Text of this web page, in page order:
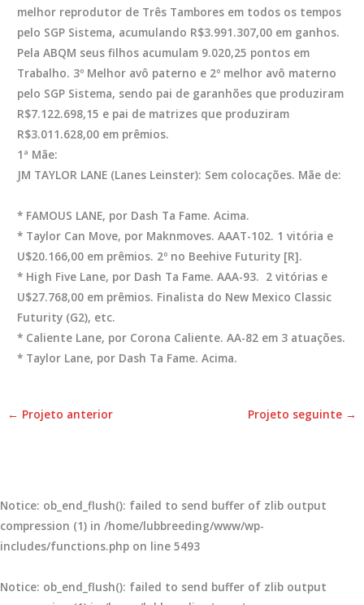
melhor reprodutor de Três Tambores em todos os tempos
pelo SGP Sistema, acumulando R$3.991.307,00 em ganhos.
Pela ABQM seus filhos acumulam 9.020,25 pontos em
Trabalho. 3º Melhor avô paterno e 2º melhor avô materno
pelo SGP Sistema, sendo pai de garanhões que produziram
R$7.122.698,15 e pai de matrizes que produziram
R$3.011.628,00 em prêmios.
1ª Mãe:
JM TAYLOR LANE (Lanes Leinster): Sem colocações. Mãe de:
* FAMOUS LANE, por Dash Ta Fame. Acima.
* Taylor Can Move, por Maknmoves. AAAT-102. 1 vitória e
U$20.166,00 em prêmios. 2º no Beehive Futurity [R].
* High Five Lane, por Dash Ta Fame. AAA-93. 2 vitórias e
U$27.768,00 em prêmios. Finalista do New Mexico Classic
Futurity (G2), etc.
* Caliente Lane, por Corona Caliente. AA-82 em 3 atuações.
* Taylor Lane, por Dash Ta Fame. Acima.
← Projeto anterior Projeto seguinte →
Notice: ob_end_flush(): failed to send buffer of zlib output
compression (1) in /home/lubbreeding/www/wp-
includes/functions.php on line 5493
Notice: ob_end_flush(): failed to send buffer of zlib output